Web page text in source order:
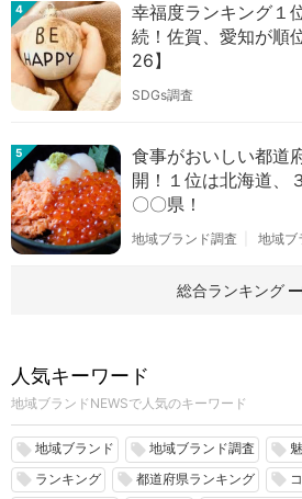
4
幸福度ランキング１
続！佐賀、愛知が順
26】
SDGs調査
5
食事がおいしい都道
開！１位は北海道、
〇〇県！
地域ブランド調査 地域ブ
総合ランキング
人気キーワード
地域ブランドNEWSで人気のキーワード
local_offer 地域ブランド local_offer 地域ブランド調査 local_offer
local_offer ランキング local_offer 都道府県ランキング local_offer